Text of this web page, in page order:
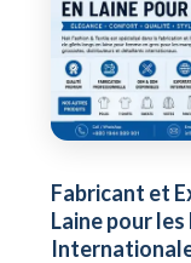
Fabricant et
Laine pour